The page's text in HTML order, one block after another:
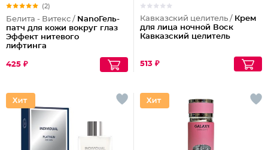
(2)
Белита - Витекс / NanoГель-
патч для кожи вокруг глаз
Эффект нитевого
лифтинга
425 ₽
Кавказский целитель / Крем
для лица ночной Воск
Кавказский целитель
513 ₽